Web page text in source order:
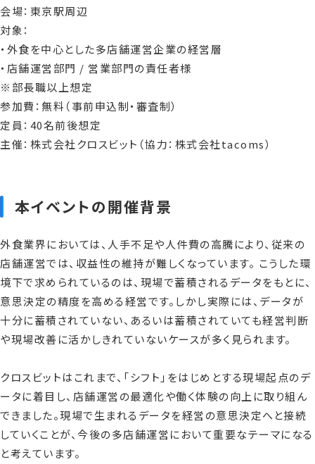
会場：東京駅周辺
対象：
・外食を中心とした多店舗運営企業の経営層
・店舗運営部門 / 営業部門の責任者様
※部長職以上想定
参加費：無料（事前申込制・審査制）
定員：40名前後想定
主催：株式会社クロスビット（協力：株式会社tacoms）
本イベントの開催背景
外食業界においては、人手不足や人件費の高騰により、従来の
店舗運営では、収益性の維持が難しくなっています。 こうした環
境下で求められているのは、現場で蓄積されるデータをもとに、
意思決定の精度を高める経営です。しかし実際には、データが
十分に蓄積されていない、あるいは蓄積されていても経営判断
や現場改善に活かしきれていないケースが多く見られます。
クロスビットはこれまで、「シフト」をはじめとする現場起点のデ
ータに着目し、店舗運営の最適化や働く体験の向上に取り組ん
できました。現場で生まれるデータを経営の意思決定へと接続
していくことが、今後の多店舗運営において重要なテーマになる
と考えています。